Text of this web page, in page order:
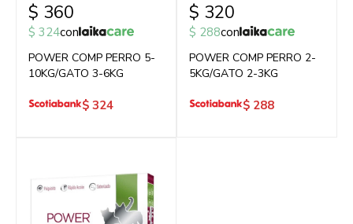
$ 360
$ 324con
POWER COMP PERRO 5-
10KG/GATO 3-6KG
$ 324
$ 320
$ 288con
POWER COMP PERRO 2-
5KG/GATO 2-3KG
$ 288